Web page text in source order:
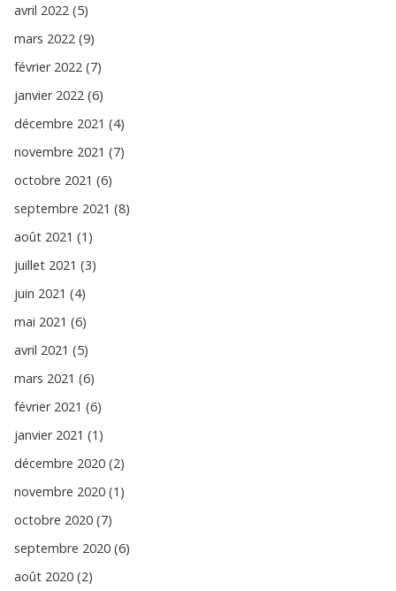
avril 2022 (5)
mars 2022 (9)
février 2022 (7)
janvier 2022 (6)
décembre 2021 (4)
novembre 2021 (7)
octobre 2021 (6)
septembre 2021 (8)
août 2021 (1)
juillet 2021 (3)
juin 2021 (4)
mai 2021 (6)
avril 2021 (5)
mars 2021 (6)
février 2021 (6)
janvier 2021 (1)
décembre 2020 (2)
novembre 2020 (1)
octobre 2020 (7)
septembre 2020 (6)
août 2020 (2)